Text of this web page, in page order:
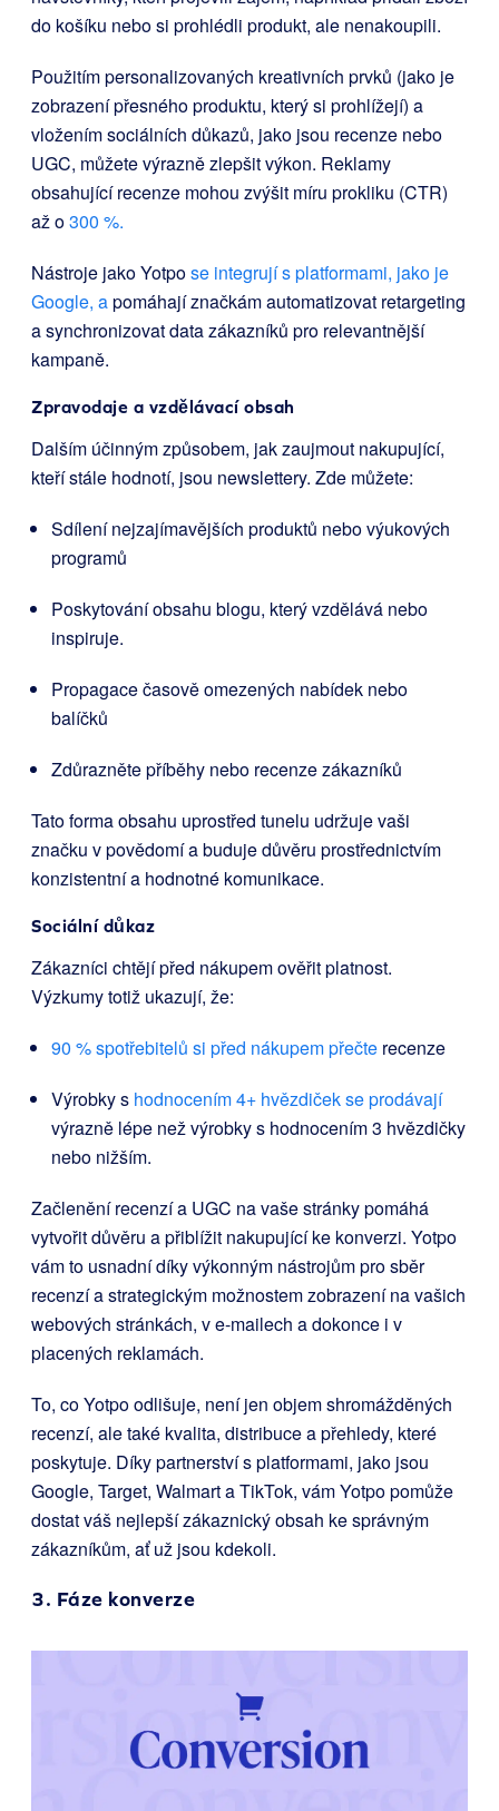
do košíku nebo si prohlédli produkt, ale nenakoupili.
Použitím personalizovaných kreativních prvků (jako je
zobrazení přesného produktu, který si prohlížejí) a
vložením sociálních důkazů, jako jsou recenze nebo
UGC, můžete výrazně zlepšit výkon. Reklamy
obsahující recenze mohou zvýšit míru prokliku (CTR)
až o300 %.
Nástroje jako Yotpose integrují s platformami, jako je
Google, apomáhají značkám automatizovat retargeting
a synchronizovat data zákazníků pro relevantnější
kampaně.
Zpravodaje a vzdělávací obsah
Dalším účinným způsobem, jak zaujmout nakupující,
kteří stále hodnotí, jsou newslettery. Zde můžete:
Sdílení nejzajímavějších produktů nebo výukových
programů
Poskytování obsahu blogu, který vzdělává nebo
inspiruje.
Propagace časově omezených nabídek nebo
balíčků
Zdůrazněte příběhy nebo recenze zákazníků
Tato forma obsahu uprostřed tunelu udržuje vaši
značku v povědomí a buduje důvěru prostřednictvím
konzistentní a hodnotné komunikace.
Sociální důkaz
Zákazníci chtějí před nákupem ověřit platnost.
Výzkumy totiž ukazují, že:
90 % spotřebitelů si před nákupem přečte recenze
Výrobky s hodnocením 4+ hvězdiček se prodávají
výrazně lépe než výrobky s hodnocením 3 hvězdičky
nebo nižším.
Začlenění recenzí a UGC na vaše stránky pomáhá
vytvořit důvěru a přiblížit nakupující ke konverzi. Yotpo
vám to usnadní díky výkonným nástrojům pro sběr
recenzí a strategickým možnostem zobrazení na vašich
webových stránkách, v e-mailech a dokonce i v
placených reklamách.
To, co Yotpo odlišuje, není jen objem shromážděných
recenzí, ale také kvalita, distribuce a přehledy, které
poskytuje. Díky partnerství s platformami, jako jsou
Google, Target, Walmart a TikTok, vám Yotpo pomůže
dostat váš nejlepší zákaznický obsah ke správným
zákazníkům, ať už jsou kdekoli.
3. Fáze konverze